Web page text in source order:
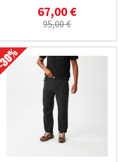
67,00 €
95,00 €